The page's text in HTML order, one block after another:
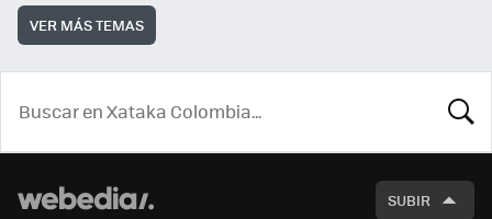
VER MÁS TEMAS
SUBIR